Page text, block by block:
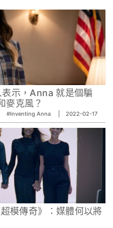
表示，Anna 就是個騙
麥克風？
#Inventing Anna 2022-02-17
模傳奇》：媒體何以將